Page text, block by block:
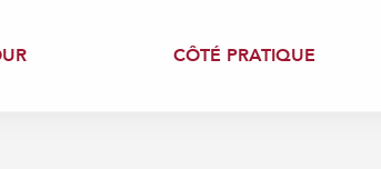
CÔTÉ PRATIQUE